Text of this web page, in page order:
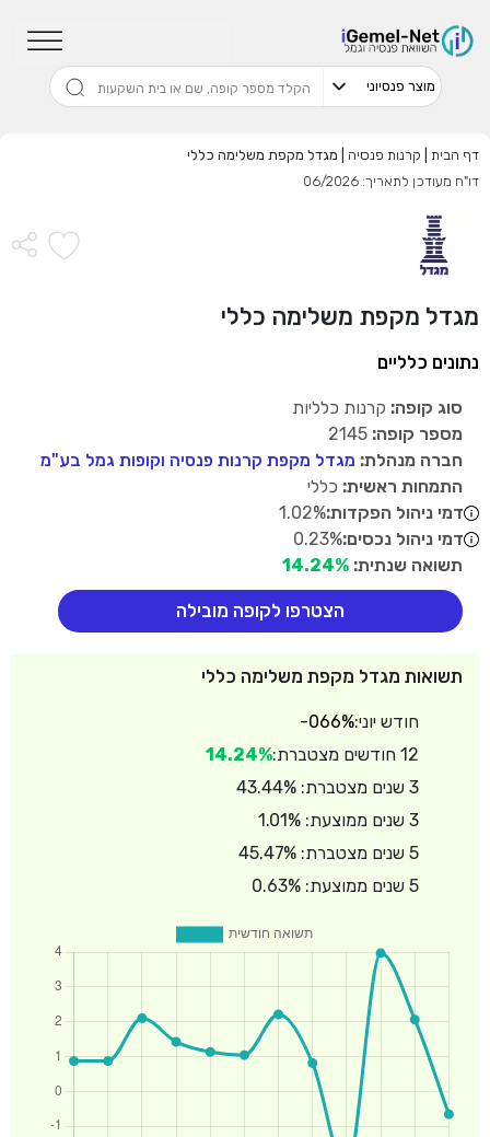
דף הבית קרנות פנסיה
מגדל מקפת משלימה כללי
דו"ח מעודכן לתאריך: 06/2026
מגדל מקפת משלימה כללי
נתונים כלליים
סוג קופה: קרנות כלליות
מספר קופה:
חברה מנהלת: מגדל מקפת קרנות פנסיה וקופות גמל בע"מ
התמחות ראשית: כללי
דמי ניהול הפקדות:1.02%
דמי ניהול נכסים:0.23%
תשואה שנתית: 14.24%
הצטרפו לקופה מובילה
תשואות מגדל מקפת משלימה כללי
חודש יוני:-066%
12 חודשים מצטברת:
14.24%
3 שנים מצטברת: 43.44%
3 שנים ממוצעת: 1.01%
5 שנים מצטברת: 45.47%
5 שנים ממוצעת: 0.63%
מתכנן פיננסי (ללא עלות), השאירו פרטים:
אני מאשר שקראתי ומסכים
או מצדדים שלישיים.